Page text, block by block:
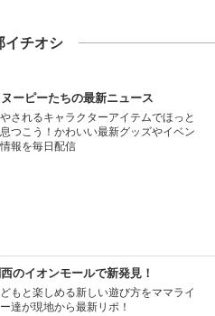
イチオシ
ヌーピーたちの最新ニュース
されるキャラクターアイテムでほっと
つこう！かわいい最新グッズやイベン
情報を毎日配信
のイオンモールで新発見！
もと楽しめる新しい遊び方をママライ
達が現地から最新リポ！